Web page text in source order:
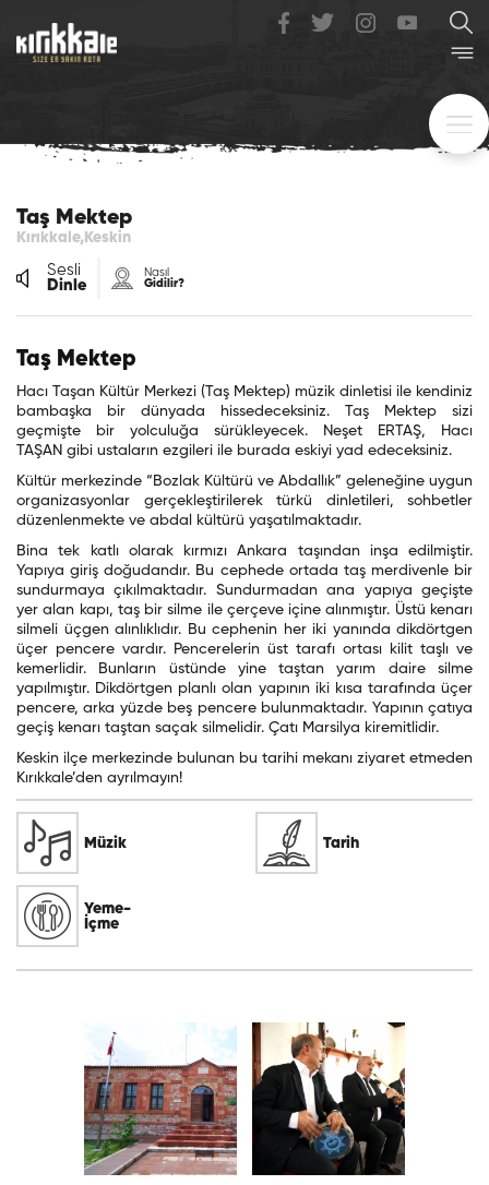
Taş Mektep
Kırıkkale,Keskin
Sesli
Dinle
Nasıl
Gidilir?
Taş Mektep
Hacı Taşan Kültür Merkezi (Taş Mektep) müzik dinletisi ile kendiniz
bambaşka bir dünyada hissedeceksiniz. Taş Mektep sizi
geçmişte bir yolculuğa sürükleyecek. Neşet ERTAŞ, Hacı
TAŞAN gibi ustaların ezgileri ile burada eskiyi yad edeceksiniz.
Kültür merkezinde “ Bozlak Kültürü ve Abdallık” geleneğine uygun
organizasyonlar gerçekleştirilerek türkü dinletileri, sohbetler
düzenlenmekte ve abdal kültürü yaşatılmaktadır.
Bina tek katlı olarak kırmızı Ankara taşından inşa edilmiştir.
Yapıya giriş doğudandır. Bu cephede ortada taş merdivenle bir
sundurmaya çıkılmaktadır. Sundurmadan ana yapıya geçişte
yer alan kapı, taş bir silme ile çerçeve içine alınmıştır. Üstü kenarı
silmeli üçgen alınlıklıdır. Bu cephenin her iki yanında dikdörtgen
üçer pencere vardır. Pencerelerin üst tarafı ortası kilit taşlı ve
kemerlidir. Bunların üstünde yine taştan yarım daire silme
yapılmıştır. Dikdörtgen planlı olan yapının iki kısa tarafında üçer
pencere, arka yüzde beş pencere bulunmaktadır. Yapının çatıya
geçiş kenarı taştan saçak silmelidir. Çatı Marsilya kiremitlidir.
Keskin ilçe merkezinde bulunan bu tarihi mekanı ziyaret etmeden
Kırıkkale’den ayrılmayın!
Müzik Tarih
Yeme-
İçme